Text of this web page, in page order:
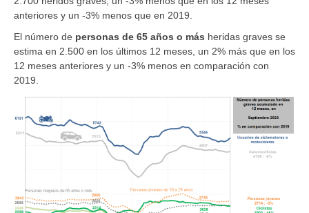
anteriores y un -3% menos que en 2019.
El número de personas de 65 años o más heridas graves se
estima en 2.500 en los últimos 12 meses, un 2% más que en los
12 meses anteriores y un -3% menos en comparación con
2019.